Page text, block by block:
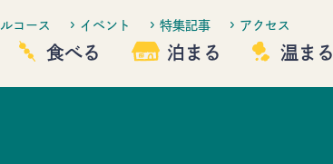
コース イベント 特集記事 アクセス
食べる 泊まる 温まる